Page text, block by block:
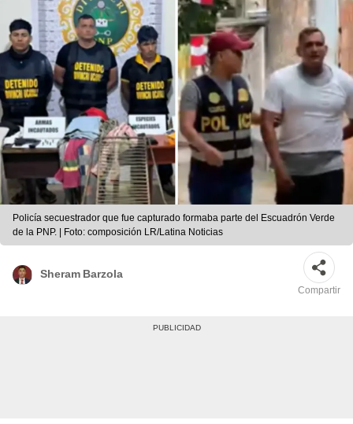
Policía secuestrador que fue capturado formaba parte del Escuadrón Verde
de la PNP. | Foto: composición LR/Latina Noticias
Sheram Barzola
Compartir